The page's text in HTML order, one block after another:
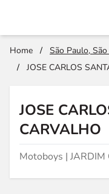
Home / São Paulo,
/
JOSE CARLOS
JOSE
CARVALHO
Motoboys | JARDIM